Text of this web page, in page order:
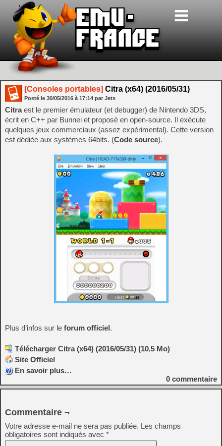
[Consoles portables] Citra (x64) (2016/05/31)
Posté le 30/05/2016 à 17:14 par Jets
Citraest le premier émulateur (et debugger) de Nintendo 3DS,
écrit en C++ par Bunnei et proposé en open-source. Il exécute
quelques jeux commerciaux (assez expérimental). Cette version
est dédiée aux systèmes 64bits. (Code source).
Plus d’infos sur le forum officiel.
Télécharger Citra (x64) (2016/05/31) (10,5 Mo)
Site Officiel
En savoir plus…
0 commentaire
Commentaire ¬
Votre adresse e-mail ne sera pas publiée. Les champs
obligatoires sont indiqués avec *